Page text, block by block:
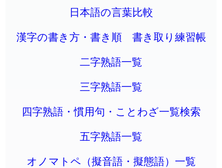
日本語の言葉比較
漢字の書き方・書き順 書き取り練習帳
二字熟語一覧
三字熟語一覧
四字熟語・慣用句・ことわざ一覧検索
五字熟語一覧
オノマトペ（擬音語・擬態語）一覧